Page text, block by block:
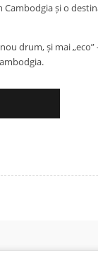
și o
drum, și mai